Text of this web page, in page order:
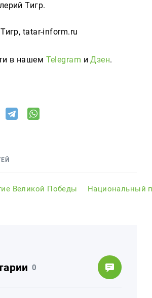
Тигр.
tatar-inform.ru
в нашем Telegram иДзен.
Великой Победы Национальный
0